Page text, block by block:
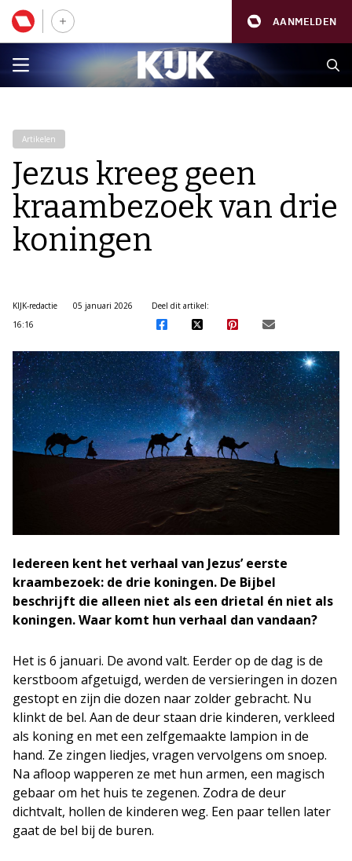
AANMELDEN
Artikelen
Jezus kreeg geen
kraambezoek van drie
koningen
KIJK-redactie
05 januari 2026
16:16
Deel dit artikel:
Iedereen kent het verhaal van Jezus’ eerste
kraambezoek: de drie koningen. De Bijbel
beschrijft die alleen niet als een drietal én niet als
koningen. Waar komt hun verhaal dan vandaan?
Het is 6 januari. De avond valt. Eerder op de dag is de
kerstboom afgetuigd, werden de versieringen in dozen
gestopt en zijn die dozen naar zolder gebracht. Nu
klinkt de bel. Aan de deur staan drie kinderen, verkleed
als koning en met een zelfgemaakte lampion in de
hand. Ze zingen liedjes, vragen vervolgens om snoep.
Na afloop wapperen ze met hun armen, een magisch
gebaar om het huis te zegenen. Zodra de deur
dichtvalt, hollen de kinderen weg. Een paar tellen later
gaat de bel bij de buren.